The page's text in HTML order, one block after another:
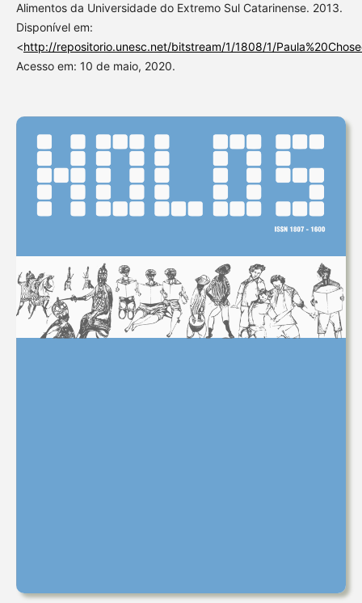
Alimentos da Universidade do Extremo Sul Catarinense. 2013.
Disponível em:
<http://repositorio.unesc.net/bitstream/1/1808/1/
Acesso em: 10 de maio, 2020.